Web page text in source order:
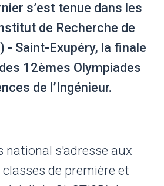
s’est tenue dans les
de Recherche de
- Saint-Exupéry, la finale
12èmes Olympiades
de l’Ingénieur.
national s'adresse aux
classes de première et